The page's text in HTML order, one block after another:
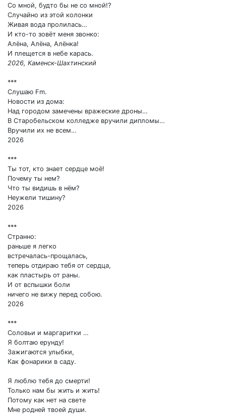
Со мной, будто бы не со мной!?
Случайно из этой колонки
Живая вода пролилась…
И кто-то зовёт меня звонко:
Алёна, Алёна, Алёнка!
И плещется в небе карась.
2026, Каменск-Шахтинский
***
Слушаю Fm.
Новости из дома:
Над городом замечены вражеские дроны…
В Старобельском колледже вручили дипломы…
Вручили их не всем…
2026
***
Ты тот, кто знает сердце моё!
Почему ты нем?
Что ты видишь в нём?
Неужели тишину?
2026
***
Странно:
раньше я легко
встречалась-прощалась,
теперь отдираю тебя от сердца,
как пластырь от раны.
И от вспышки боли
ничего не вижу перед собою.
2026
***
Соловьи и маргаритки …
Я болтаю ерунду!
Зажигаются улыбки,
Как фонарики в саду.
Я люблю тебя до смерти!
Только нам бы жить и жить!
Потому как нет на свете
Мне родней твоей души.